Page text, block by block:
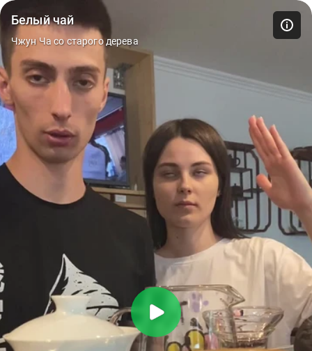
Белый чай
Чжун Ча со старого дерева